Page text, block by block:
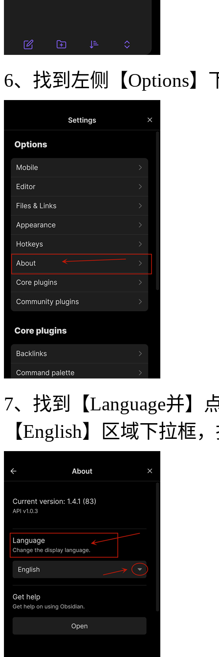
6、找到左侧【Options
7、找到【Language并】
【English】区域下拉框